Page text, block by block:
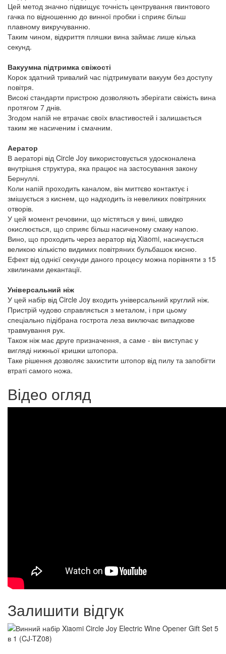
Цей метод значно підвищує точність центрування гвинтового
гачка по відношенню до винної пробки і сприяє більш
плавному викручуванню.
Таким чином, відкриття пляшки вина займає лише кілька
секунд.
Вакуумна підтримка свіжості
Корок здатний тривалий час підтримувати вакуум без доступу
повітря.
Високі стандарти пристрою дозволяють зберігати свіжість вина
протягом 7 днів.
Згодом напій не втрачає своїх властивостей і залишається
таким же насиченим і смачним.
Аератор
В аераторі від Circle Joy використовується удосконалена
внутрішня структура, яка працює на застосування закону
Бернуллі.
Коли напій проходить каналом, він миттєво контактує і
змішується з киснем, що надходить із невеликих повітряних
отворів.
У цей момент речовини, що містяться у вині, швидко
окислюється, що сприяє більш насиченому смаку напою.
Вино, що проходить через аератор від Xiaomi, насичується
великою кількістю видимих повітряних бульбашок кисню.
Ефект від однієї секунди даного процесу можна порівняти з 15
хвилинами декантації.
Універсальний ніж
У цей набір від Circle Joy входить універсальний круглий ніж.
Пристрій чудово справляється з металом, і при цьому
спеціально підібрана гострота леза виключає випадкове
травмування рук.
Також ніж має друге призначення, а саме - він виступає у
вигляді нижньої кришки штопора.
Таке рішення дозволяє захистити штопор від пилу та запобігти
втраті самого ножа.
Відео огляд
Залишити відгук